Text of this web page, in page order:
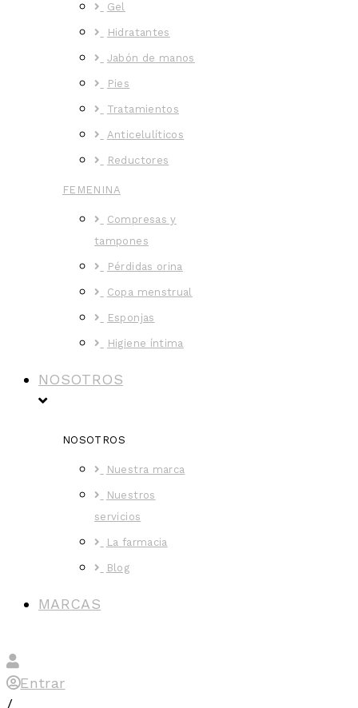
Gel
Hidratantes
Jabón de manos
Pies
Tratamientos
Anticelulíticos
Reductores
FEMENINA
Compresas y
tampones
Pérdidas orina
Copa menstrual
Esponjas
Higiene íntima
NOSOTROS
NOSOTROS
Nuestra marca
Nuestros
servicios
La farmacia
Blog
MARCAS
Entrar